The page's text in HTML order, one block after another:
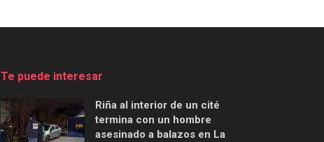
Te puede interesar
Riña al interior de un cité
termina con un hombre
asesinado a balazos en La